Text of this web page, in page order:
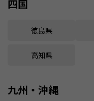
四国
徳島県
高知県
九州・沖縄